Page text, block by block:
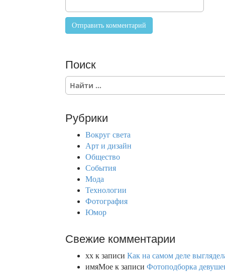
Поиск
S
e
c
Рубрики
Вокруг света
Арт и дизайн
Общество
События
Мода
Технологии
Фотография
Юмор
Свежие комментарии
xx к записи Как на самом деле
имяМое к записи Фотоподборка